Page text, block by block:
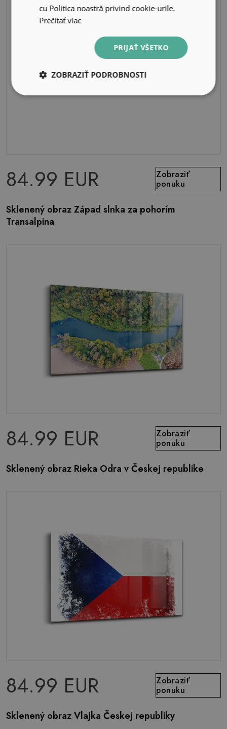
84.99 EUR
Zobraziť
ponuku
Sklenený obraz Západ slnka za pohorím
Transalpina
84.99 EUR
Zobraziť
ponuku
Sklenený obraz Rieka Odra v Českej republike
84.99 EUR
Zobraziť
ponuku
Sklenený obraz Vlajka Českej republiky
cu Politica noastră privind cookie-urile.
Prečítať viac
PRIJAŤ VŠETKO
ZOBRAZIŤ PODROBNOSTI